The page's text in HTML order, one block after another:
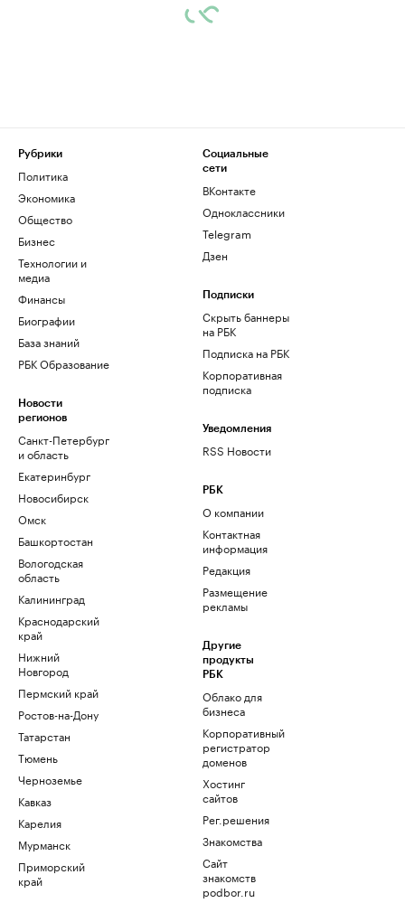
Рубрики
Политика
Экономика
Общество
Бизнес
Технологии и
медиа
Финансы
Биографии
База знаний
РБК Образование
Новости
регионов
Санкт-Петербург
и область
Екатеринбург
Новосибирск
Омск
Башкортостан
Вологодская
область
Калининград
Краснодарский
край
Нижний
Новгород
Пермский край
Ростов-на-Дону
Татарстан
Тюмень
Черноземье
Кавказ
Карелия
Мурманск
Приморский
край
Социальные
сети
ВКонтакте
Одноклассники
Telegram
Дзен
Подписки
Скрыть баннеры
на РБК
Подписка на РБК
Корпоративная
подписка
Уведомления
RSS Новости
РБК
О компании
Контактная
информация
Редакция
Размещение
рекламы
Другие
продукты
РБК
Облако для
бизнеса
Корпоративный
регистратор
доменов
Хостинг
сайтов
Рег.решения
Знакомства
Сайт
знакомств
podbor.ru